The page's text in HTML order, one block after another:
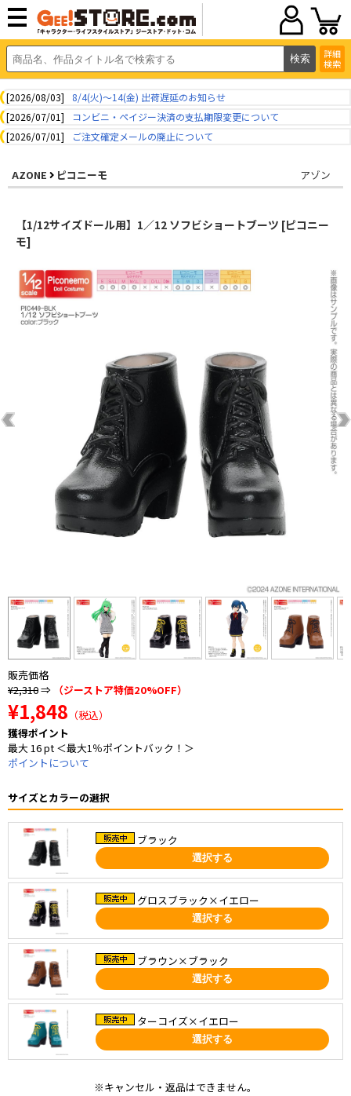
詳細
検索
[2026/08/03]
8/4(火)～14(金) 出荷遅延のお知らせ
[2026/07/01]
コンビニ・ペイジー決済の支払期限変更について
[2026/07/01]
ご注文確定メールの廃止について
AZONE ピコニーモ アゾン
【1/12サイズドール用】1／12 ソフビショートブーツ [ピコニー
モ]
販売価格
¥2,310⇒ （ジーストア特価20%OFF）
¥1,848 （税込）
獲得ポイント
最大 16 pt ＜最大1％ポイントバック！＞
ポイントについて
サイズとカラーの選択
ブラック
選択する
グロスブラック×イエロー
選択する
ブラウン×ブラック
選択する
ターコイズ×イエロー
選択する
※キャンセル・返品はできません。